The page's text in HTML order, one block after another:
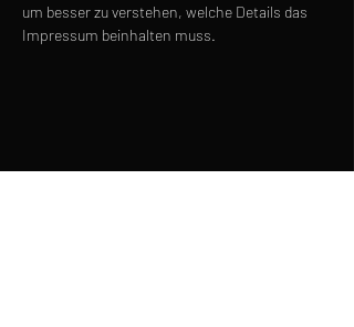
um besser zu verstehen, welche Details das
Impressum beinhalten muss.